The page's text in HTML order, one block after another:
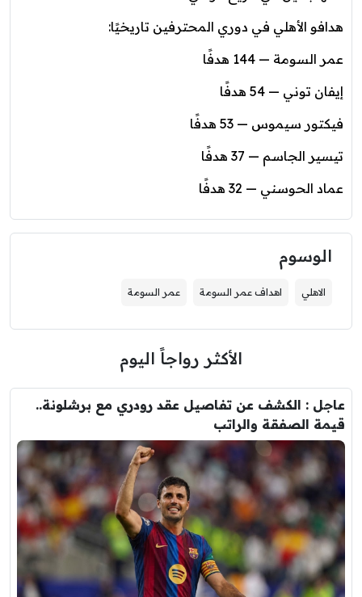
هدافو الأهلي في دوري المحترفين تاريخيًا:
عمر السومة — 144 هدفًا
إيفان توني — 54 هدفًا
فيكتور سيموس — 53 هدفًا
تيسير الجاسم — 37 هدفًا
عماد الحوسني — 32 هدفًا
الوسوم
الاهلي اهداف عمر السومة عمر السومة
الأكثر رواجاً اليوم
عاجل : الكشف عن تفاصيل عقد رودري مع برشلونة..
قيمة الصفقة والراتب